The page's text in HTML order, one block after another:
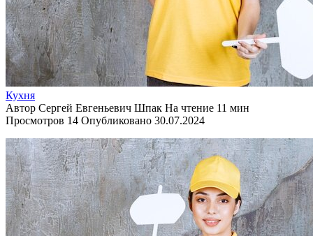
Кухня
Автор Сергей Евгеньевич Шпак На чтение 11 мин
Просмотров 14 Опубликовано 30.07.2024